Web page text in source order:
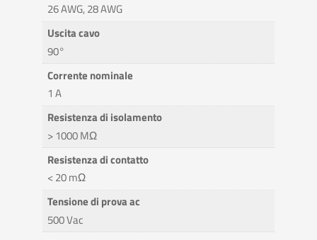
26 AWG, 28 AWG
Uscita cavo
90°
Corrente nominale
1 A
Resistenza di isolamento
> 1000 MΩ
Resistenza di contatto
< 20 mΩ
Tensione di prova ac
500 Vac